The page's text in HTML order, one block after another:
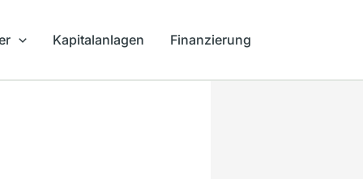
Kapitalanlagen Finanzierung